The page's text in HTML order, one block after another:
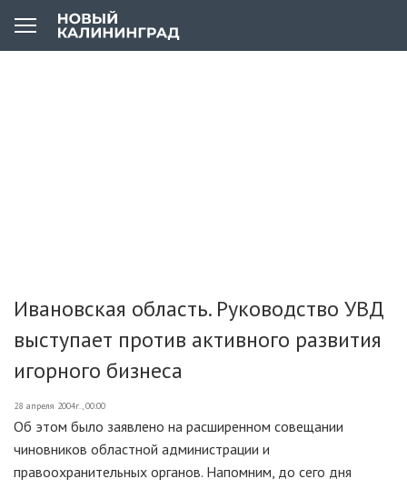
Ивановская область. Руководство УВД
выступает против активного развития
игорного бизнеса
28 апреля 2004г., 00:00
Об этом было заявлено на расширенном совещании
чиновников областной администрации и
правоохранительных органов. Напомним, до сего дня